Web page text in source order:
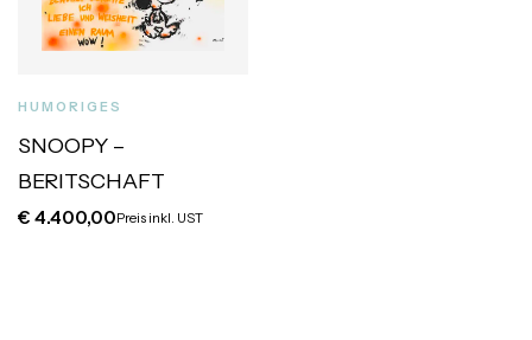
HUMORIGES
SNOOPY –
BERITSCHAFT
€ 4.400,00Preis inkl. UST